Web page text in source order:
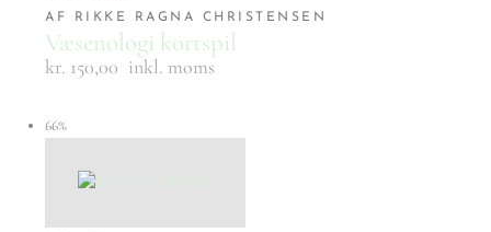
AF RIKKE RAGNA CHRISTENSEN
Væsenologi kortspil
kr. 150,00 inkl. moms
66%